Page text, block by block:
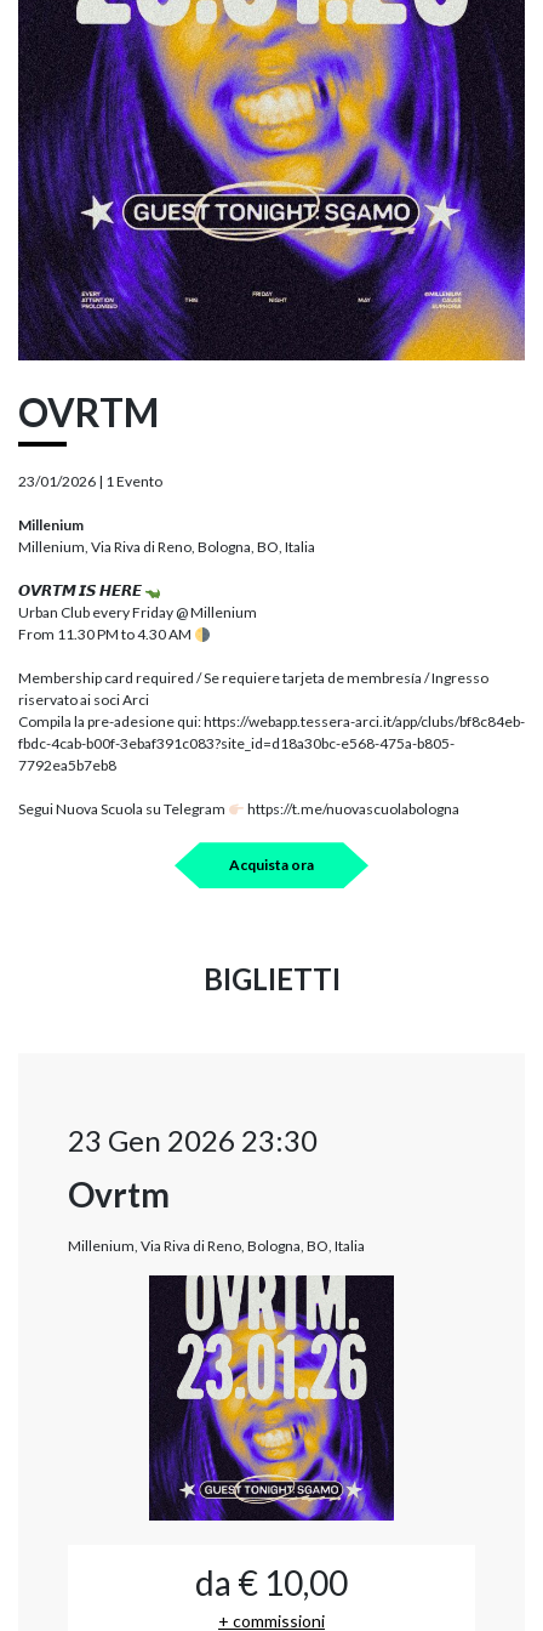
OVRTM
23/01/2026 | 1 Evento
Millenium
Millenium, Via Riva di Reno, Bologna, BO, Italia
𝙊𝙑𝙍𝙏𝙈 𝙄𝙎 𝙃𝙀𝙍𝙀
Urban Club every Friday @ Millenium
From 11.30 PM to 4.30 AM
Membership card required / Se requiere tarjeta de membresía / Ingresso
riservato ai soci Arci
Compila la pre-adesione qui: https://webapp.tessera-arci.it/app/clubs/bf8c84eb-
fbdc-4cab-b00f-3ebaf391c083?site_id=d18a30bc-e568-475a-b805-
7792ea5b7eb8
Segui Nuova Scuola su Telegram https://t.me/nuovascuolabologna
Acquista ora
BIGLIETTI
23 Gen 2026 23:30
Ovrtm
Millenium, Via Riva di Reno, Bologna, BO, Italia
da € 10,00
+ commissioni